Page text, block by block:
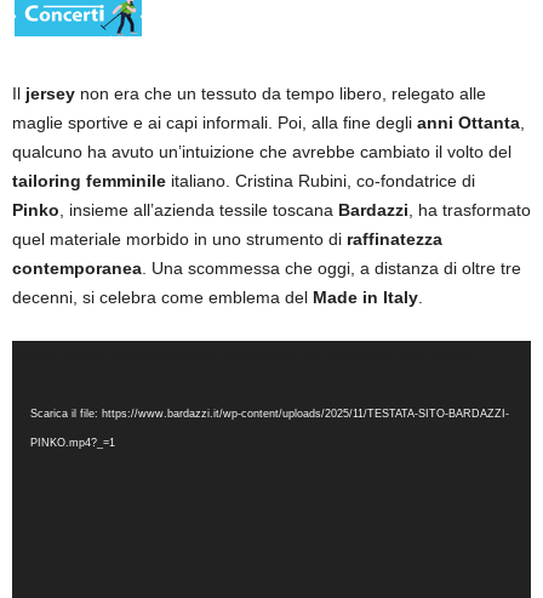
Il jersey non era che un tessuto da tempo libero, relegato alle
maglie sportive e ai capi informali. Poi, alla fine degli anni Ottanta
qualcuno ha avuto un’intuizione che avrebbe cambiato il volto del
tailoring femminile italiano. Cristina Rubini, co-fondatrice di
Pinko , insieme all’azienda tessile toscana Bardazzi , ha trasformato
quel materiale morbido in uno strumento di raffinatezza
contemporanea . Una scommessa che oggi, a distanza di oltre tre
decenni, si celebra come emblema del Made in Italy
Scarica il file: https://www.bardazzi.it/wp-content/uploads/2025/11/TESTATA-SITO-BARDAZZI-
PINKO.mp4?_=1